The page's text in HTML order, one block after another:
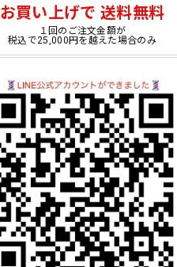
お買い上げで 送料無料
１回のご注文金額が
税込で25,000円を越えた場合のみ